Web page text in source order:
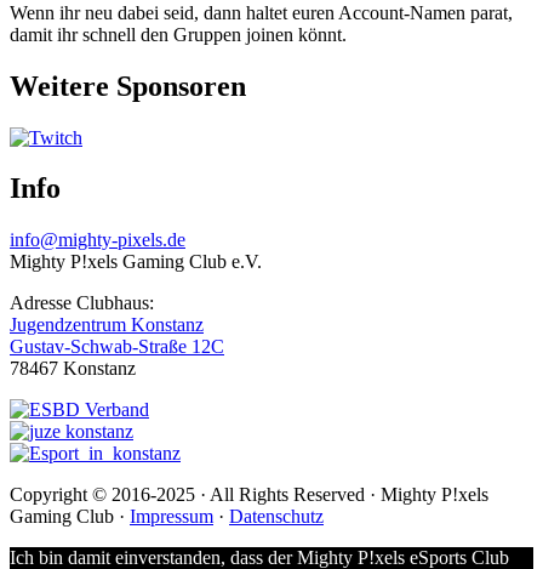
Wenn ihr neu dabei seid, dann haltet euren Account-Namen parat,
damit ihr schnell den Gruppen joinen könnt.
Weitere Sponsoren
Info
info@mighty-pixels.de
Mighty P!xels Gaming Club e.V.
Adresse Clubhaus:
Jugendzentrum Konstanz
Gustav-Schwab-Straße 12C
78467 Konstanz
Copyright © 2016-2025 · All Rights Reserved · Mighty P!xels
Gaming Club · Impressum · Datenschutz
Ich bin damit einverstanden, dass der Mighty P!xels eSports Club